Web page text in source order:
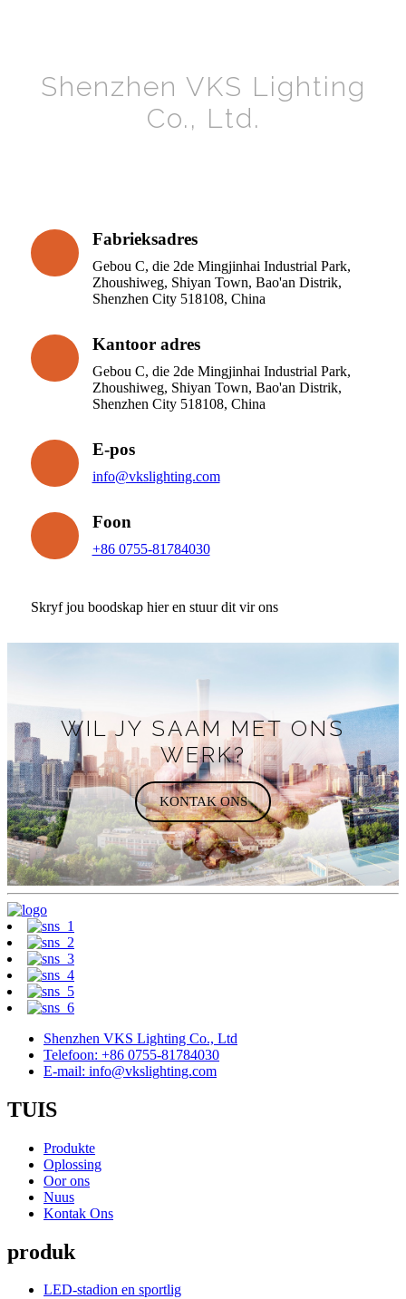
Shenzhen VKS Lighting
Co., Ltd.
Fabrieksadres
Gebou C, die 2de Mingjinhai Industrial Park,
Zhoushiweg, Shiyan Town, Bao'an Distrik,
Shenzhen City 518108, China
Kantoor adres
Gebou C, die 2de Mingjinhai Industrial Park,
Zhoushiweg, Shiyan Town, Bao'an Distrik,
Shenzhen City 518108, China
E-pos
info@vkslighting.com
Foon
+86 0755-81784030
Skryf jou boodskap hier en stuur dit vir ons
WIL JY SAAM MET ONS
WERK?
KONTAK ONS
Shenzhen VKS Lighting Co., Ltd
Telefoon: +86 0755-81784030
E-mail: info@vkslighting.com
TUIS
Produkte
Oplossing
Oor ons
Nuus
Kontak Ons
produk
LED-stadion en sportlig